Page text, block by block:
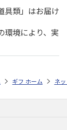
具類」はお届け
環境により、実
メモリアルセット い
名入れ メモリ
商品ジャンル 名
ギフト通販 商
ホーム ネ